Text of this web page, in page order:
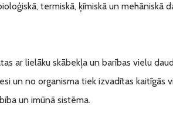
termiskā, ķīmiskā un mehāniskā
ar lielāku skābekļa un barības vielu
un no organisma tiek izvadītas kaitīgās
un imūnā sistēma.